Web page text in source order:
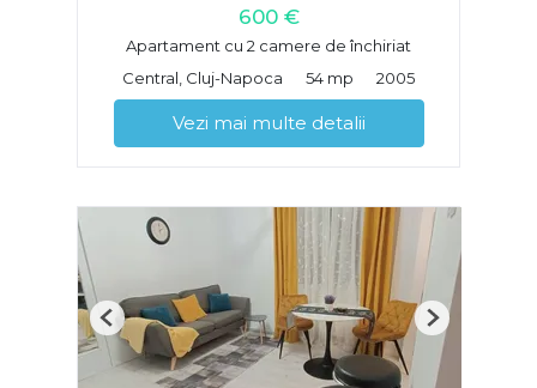
600 €
Apartament cu 2 camere de închiriat
Central, Cluj-Napoca
54 mp 2005
Vezi mai multe detalii
Previous Next